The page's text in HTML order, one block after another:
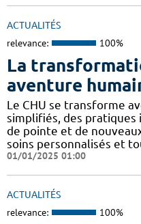
ACTUALITÉS
relevance: 100%
La
aventure
Le CHU se transforme
simplifiés, des pratiques
de pointe et de
soins personnalisés et
01/01/2025 01:00
ACTUALITÉS
relevance: 100%